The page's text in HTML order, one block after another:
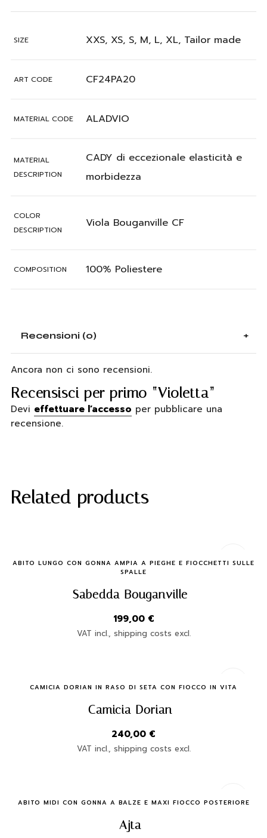
SIZE XXS, XS, S, M, L, XL, Tailor made
ART CODE CF24PA20
MATERIAL CODE ALADVIO
MATERIAL
DESCRIPTION
CADY di eccezionale elasticità e
morbidezza
COLOR
DESCRIPTION
Viola Bouganville CF
COMPOSITION 100% Poliestere
Recensioni (0)
Ancora non ci sono recensioni.
Recensisci per primo “Violetta”
Devi effettuare l’accesso per pubblicare una
recensione.
Related products
Quick Buy
ABITO LUNGO CON GONNA AMPIA A PIEGHE E FIOCCHETTI SULLE
SPALLE
Sabedda Bouganville
199,00 €
VAT incl., shipping costs excl.
Quick Buy
CAMICIA DORIAN IN RASO DI SETA CON FIOCCO IN VITA
Camicia Dorian
240,00 €
VAT incl., shipping costs excl.
Quick Buy
ABITO MIDI CON GONNA A BALZE E MAXI FIOCCO POSTERIORE
Ajta